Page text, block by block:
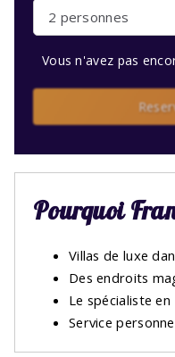
2 personnes
Vous n'avez pas
Pourquoi
Villas de luxe
Des endroits
Le spécialiste
Service